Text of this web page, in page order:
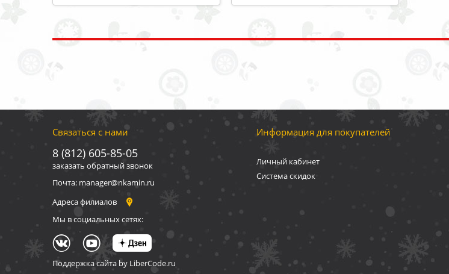
Связаться с нами
8 (812) 605-85-05
заказать обратный звонок
Почта: manager@nkamin.ru
Адреса филиалов
Мы в социальных сетях:
Поддержка сайта by LiberCode.ru
Информация для покупателей
Личный кабинет
Система скидок